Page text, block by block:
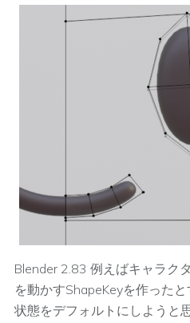
Blender 2.83 例えばキャラク
を動かすShapeKeyを作った
状態をデフォルトにしようと